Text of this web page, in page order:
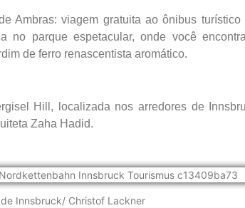
Ambras: viagem gratuita ao ônibus turístico
no parque espetacular, onde você
de ferro renascentista aromático.
Hill, localizada nos arredores de
Zaha Hadid.
de Innsbruck/ Christof Lackner